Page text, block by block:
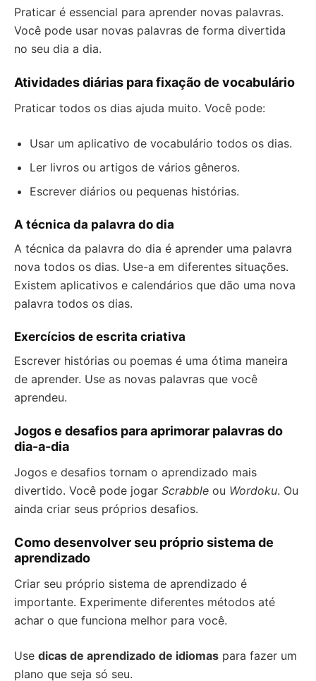
Praticar é essencial para aprender novas palavras.
Você pode usar novas palavras de forma divertida
no seu dia a dia.
Atividades diárias para fixação de vocabulário
Praticar todos os dias ajuda muito. Você pode:
Usar um aplicativo de vocabulário todos os dias.
Ler livros ou artigos de vários gêneros.
Escrever diários ou pequenas histórias.
A técnica da palavra do dia
A técnica da palavra do dia é aprender uma palavra
nova todos os dias. Use-a em diferentes situações.
Existem aplicativos e calendários que dão uma nova
palavra todos os dias.
Exercícios de escrita criativa
Escrever histórias ou poemas é uma ótima maneira
de aprender. Use as novas palavras que você
aprendeu.
Jogos e desafios para aprimorar palavras do
dia-a-dia
Jogos e desafios tornam o aprendizado mais
divertido. Você pode jogar Scrabble ou Wordoku. Ou
ainda criar seus próprios desafios.
Como desenvolver seu próprio sistema de
aprendizado
Criar seu próprio sistema de aprendizado é
importante. Experimente diferentes métodos até
achar o que funciona melhor para você.
Use dicas de aprendizado de idiomas para fazer um
plano que seja só seu.